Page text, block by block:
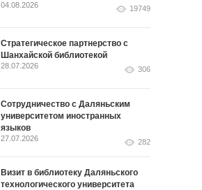
04.08.2026 19749
Стратегическое партнерство с
Шанхайской библиотекой
28.07.2026 306
Сотрудничество с Даляньским
университетом иностранных
языков
27.07.2026 282
Визит в библиотеку Даляньского
технологического университета